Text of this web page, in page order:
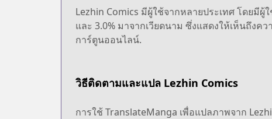
Lezhin Comics มีผู้ใช้จากหลายประเทศ โดยมีผู้
และ 3.0% มาจากเวียดนาม ซึ่งแสดงให้เห็นถึง
การ์ตูนออนไลน์.
วิธีติดตามและแปล Lezhin Comics
การใช้ TranslateManga เพื่อแปลภาพจาก